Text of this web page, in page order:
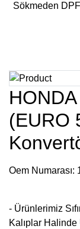
Sökmeden
(EURO
Oem Numarası:
- Ürünlerimiz
Kalıplar